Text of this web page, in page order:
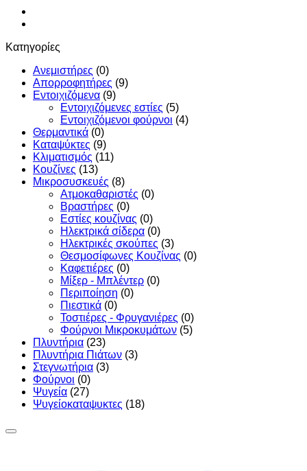
Κατηγορίες
Ανεμιστήρες (0)
Απορροφητήρες (9)
Εντoιχιζόμενα (9)
Εντοιχιζόμενες εστίες (5)
Εντοιχιζόμενοι φούρνοι (4)
Θερμαντικά (0)
Καταψύκτες (9)
Κλιματισμός (11)
Κουζίνες (13)
Μικροσυσκευές (8)
Ατμοκαθαριστές (0)
Βραστήρες (0)
Εστίες κουζίνας (0)
Ηλεκτρικά σίδερα (0)
Ηλεκτρικές σκούπες (3)
Θεσμοσίφωνες Κουζίνας (0)
Καφετιέρες (0)
Μίξερ - Μπλέντερ (0)
Περιποίηση (0)
Πιεστικά (0)
Τοστιέρες - Φρυγανιέρες (0)
Φούρνοι Μικροκυμάτων (5)
Πλυντήρια (23)
Πλυντήρια Πιάτων (3)
Στεγνωτήρια (3)
Φούρνοι (0)
Ψυγεία (27)
Ψυγείοκαταψυκτες (18)